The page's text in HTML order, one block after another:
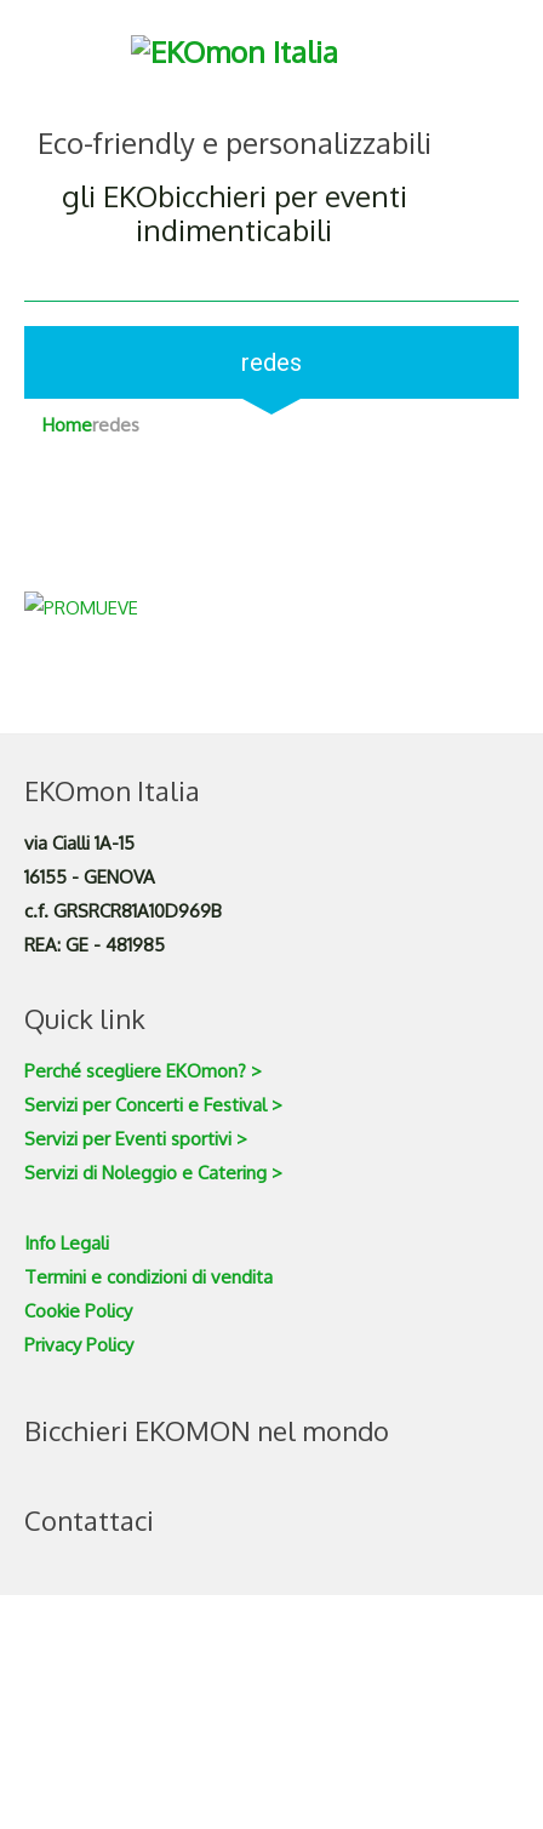
Eco-friendly e personalizzabili
gli EKObicchieri per eventi
indimenticabili
redes
Homeredes
EKOmon Italia
via Cialli 1A-15
16155 - GENOVA
c.f. GRSRCR81A10D969B
REA: GE - 481985
Quick link
Perché scegliere EKOmon? >
Servizi per Concerti e Festival >
Servizi per Eventi sportivi >
Servizi di Noleggio e Catering >
Info Legali
Termini e condizioni di vendita
Cookie Policy
Privacy Policy
Bicchieri EKOMON nel mondo
Contattaci